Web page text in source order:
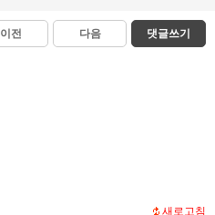
이전 다음 댓글쓰기
새로고침